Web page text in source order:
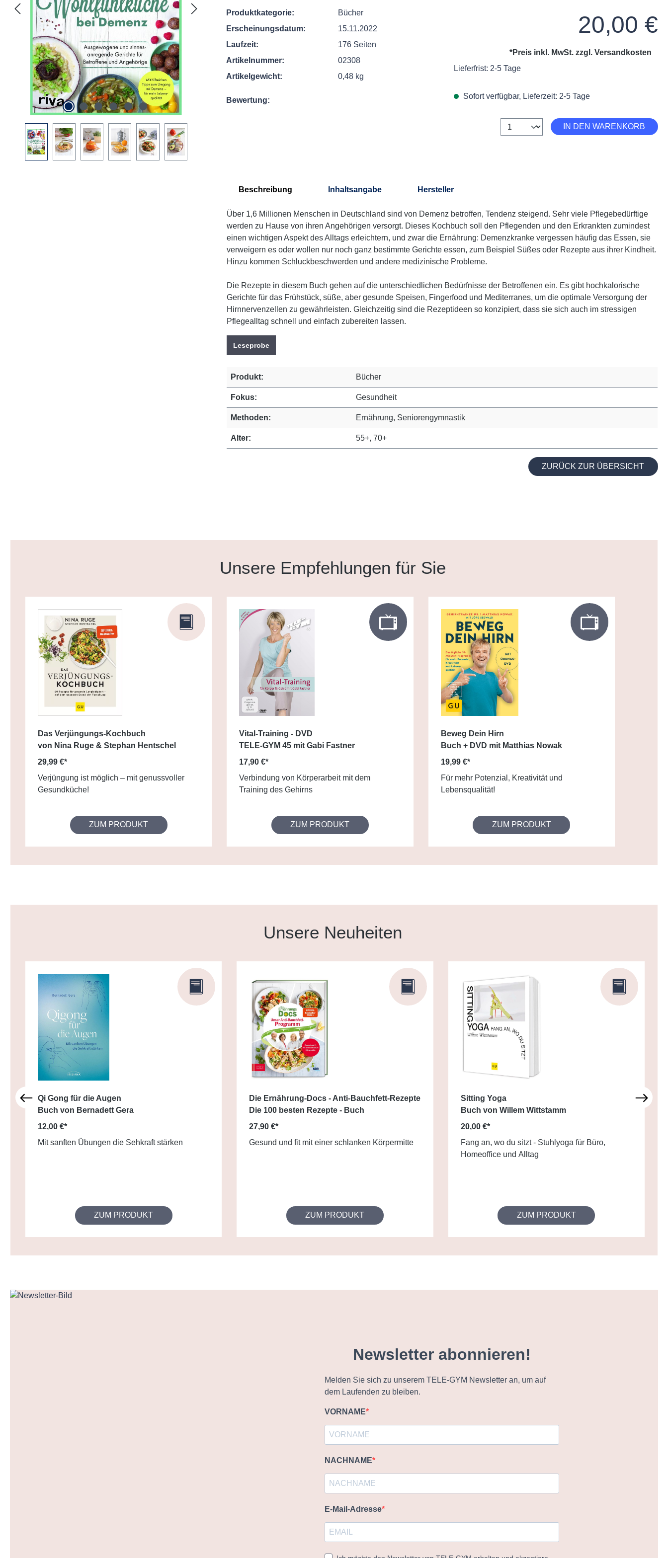
Produktkategorie:
Bücher
Erscheinungsdatum:
15.11.2022
Laufzeit:
176 Seiten
Artikelnummer:
02308
Artikelgewicht:
0,48 kg
Bewertung:
20,00 €
*Preis inkl. MwSt. zzgl. Versandkosten
Lieferfrist: 2-5 Tage
Sofort verfügbar, Lieferzeit: 2-5 Tage
Anzahl IN DEN WARENKORB
Beschreibung Inhaltsangabe Hersteller
Über 1,6 Millionen Menschen in Deutschland sind von Demenz betroffen, Tendenz steigend. Sehr viele Pflegebedürftige
werden zu Hause von ihren Angehörigen versorgt. Dieses Kochbuch soll den Pflegenden und den Erkrankten zumindest
einen wichtigen Aspekt des Alltags erleichtern, und zwar die Ernährung: Demenzkranke vergessen häufig das Essen, sie
verweigern es oder wollen nur noch ganz bestimmte Gerichte essen, zum Beispiel Süßes oder Rezepte aus ihrer Kindheit.
Hinzu kommen Schluckbeschwerden und andere medizinische Probleme.
Die Rezepte in diesem Buch gehen auf die unterschiedlichen Bedürfnisse der Betroffenen ein. Es gibt hochkalorische
Gerichte für das Frühstück, süße, aber gesunde Speisen, Fingerfood und Mediterranes, um die optimale Versorgung der
Hirnnervenzellen zu gewährleisten. Gleichzeitig sind die Rezeptideen so konzipiert, dass sie sich auch im stressigen
Pflegealltag schnell und einfach zubereiten lassen.
Leseprobe
Produkt: Bücher
Fokus: Gesundheit
Methoden: Ernährung, Seniorengymnastik
Alter: 55+, 70+
ZURÜCK ZUR ÜBERSICHT
Unsere Empfehlungen für Sie
Das Verjüngungs-Kochbuch
von Nina Ruge & Stephan Hentschel
29,99 €*
Verjüngung ist möglich – mit genussvoller
Gesundküche!
ZUM PRODUKT
Vital-Training - DVD
TELE-GYM 45 mit Gabi Fastner
17,90 €*
Verbindung von Körperarbeit mit dem
Training des Gehirns
ZUM PRODUKT
Beweg Dein Hirn
Buch + DVD mit Matthias Nowak
19,99 €*
Für mehr Potenzial, Kreativität und
Lebensqualität!
ZUM PRODUKT
Unsere Neuheiten
Qi Gong für die Augen
Buch von Bernadett Gera
12,00 €*
Mit sanften Übungen die Sehkraft stärken
ZUM PRODUKT
Die Ernährung-Docs - Anti-Bauchfett-Rezepte
Die 100 besten Rezepte - Buch
27,90 €*
Gesund und fit mit einer schlanken Körpermitte
ZUM PRODUKT
Sitting Yoga
Buch von Willem Wittstamm
20,00 €*
Fang an, wo du sitzt - Stuhlyoga für Büro,
Homeoffice und Alltag
ZUM PRODUKT
Newsletter abonnieren!
Melden Sie sich zu unserem TELE-GYM Newsletter an, um auf
dem Laufenden zu bleiben.
VORNAME
NACHNAME
E-Mail-Adresse